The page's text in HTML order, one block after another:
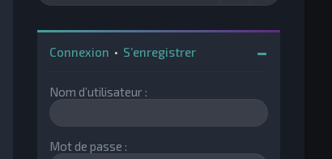
Connexion • S’enregistrer
Nom d’utilisateur :
Mot de passe :